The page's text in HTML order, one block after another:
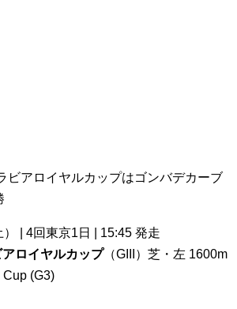
ビアロイヤルカップはゴンバデカーブ
| 4回東京1日 | 15:45 発走
ロイヤルカップ（GIII）芝・左 1600m
(G3)